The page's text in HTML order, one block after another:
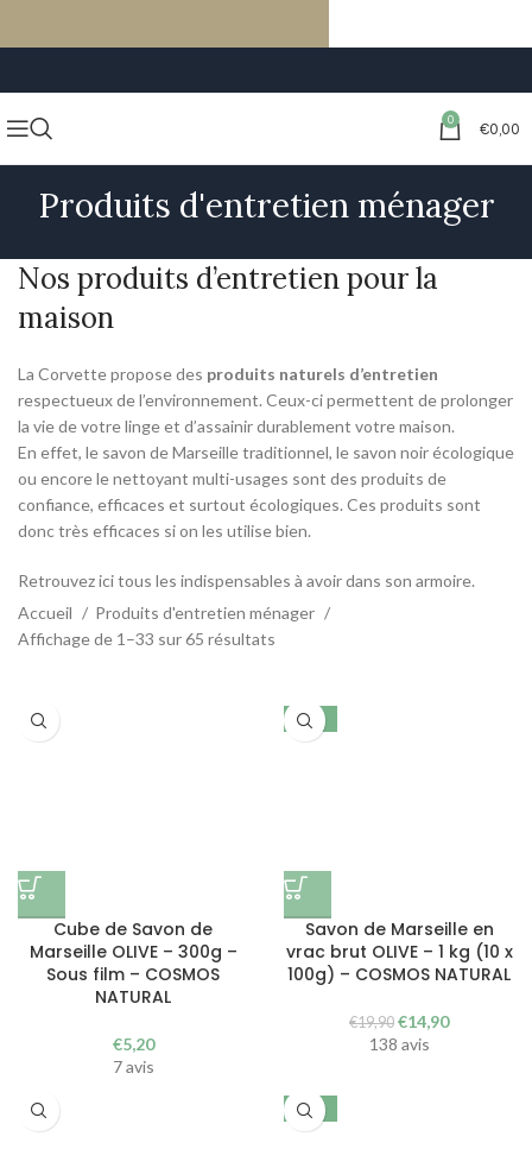
0 €0,00
Produits d'entretien ménager
Nos produits d’entretien pour la
maison
La Corvette propose des produits naturels d’entretien
respectueux de l’environnement. Ceux-ci permettent de prolonger
la vie de votre linge et d’assainir durablement votre maison.
En effet, le savon de Marseille traditionnel, le savon noir écologique
ou encore le nettoyant multi-usages sont des produits de
confiance, efficaces et surtout écologiques. Ces produits sont
donc très efficaces si on les utilise bien.
Retrouvez ici tous les indispensables à avoir dans son armoire.
Accueil
Produits d'entretien ménager
Affichage de 1–33 sur 65 résultats
Cube de Savon de
Marseille OLIVE – 300g –
Sous film – COSMOS
NATURAL
€5,20
7 avis
-25%
Savon de Marseille en
vrac brut OLIVE – 1 kg (10 x
100g) – COSMOS NATURAL
€19,90 Le
prix
€14,90Le
138 avis
-26%